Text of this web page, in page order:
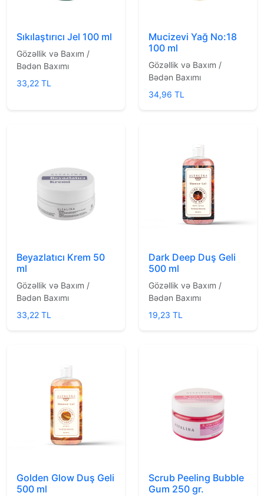
Sıkılaştırıcı Jel 100 ml
Gözəllik və Baxım /
Bədən Baxımı
33,22 TL
Mucizevi Yağ No:18
100 ml
Gözəllik və Baxım /
Bədən Baxımı
34,96 TL
Beyazlatıcı Krem 50
ml
Gözəllik və Baxım /
Bədən Baxımı
33,22 TL
Dark Deep Duş Geli
500 ml
Gözəllik və Baxım /
Bədən Baxımı
19,23 TL
Golden Glow Duş Geli
500 ml
Scrub Peeling Bubble
Gum 250 gr.